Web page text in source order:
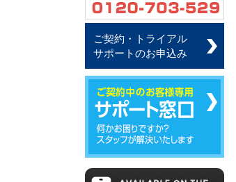
ご契約・トライアル
サポートのお申込み